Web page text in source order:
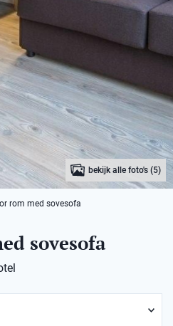
bekijk alle foto's (5)
rom med sovesofa
sovesofa